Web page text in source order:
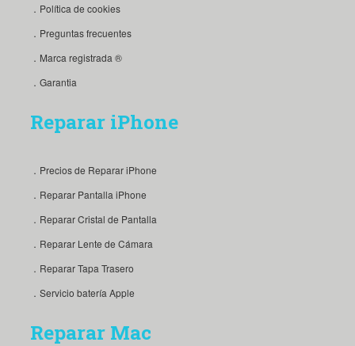
．Política de cookies
．Preguntas frecuentes
．Marca registrada ®
．Garantia
Reparar iPhone
．Precios de Reparar iPhone
．Reparar Pantalla iPhone
．Reparar Cristal de Pantalla
．Reparar Lente de Cámara
．Reparar Tapa Trasero
．Servicio batería Apple
Reparar Mac